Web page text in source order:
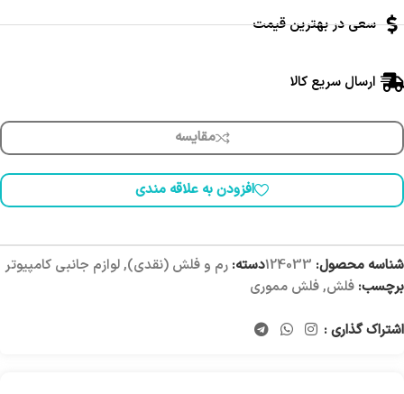
سعی در بهترین قیمت
ارسال سریع کالا
مقایسه
افزودن به علاقه مندی
شناسه محصول: 124033دسته: رم و فلش (نقدی),لوازم جانبی کامپیوتر
برچسب: فلش,فلش مموری
اشتراک گذاری :